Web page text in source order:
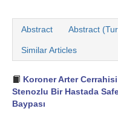
Abstract Abstract
Similar Articles
Koroner Arter
Stenozlu Bir Hastada
Baypası